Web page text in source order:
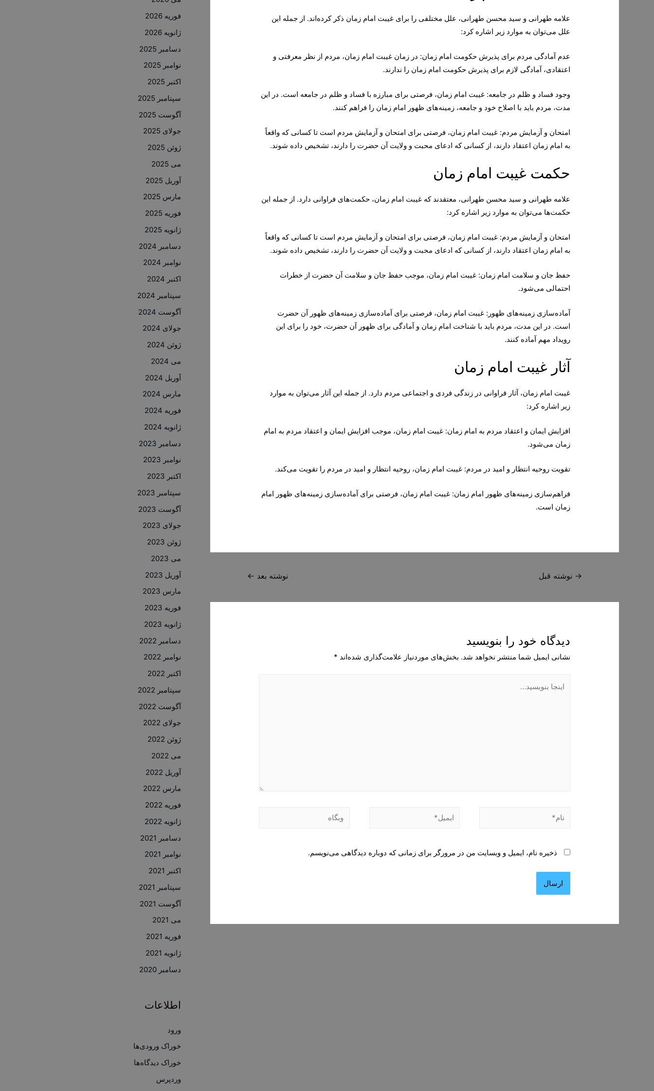
علامه طهرانی و سید محسن طهرانی، علل مختلفی را برای غیبت امام زمان ذکر کرده‌اند. از جمله این
علل می‌توان به موارد زیر اشاره کرد:
عدم آمادگی مردم برای پذیرشحکومت امام زمان: در زمان غیبت امام زمان، مردم از نظر معرفتی و
اعتقادی، آمادگی لازم برای پذیرش حکومت امام زمان را ندارند.
وجود فساد و ظلم در جامعه: غیبت امام زمان، فرصتی برای مبارزه با فساد و ظلم در جامعه است. در این
مدت، مردم باید با اصلاح خود و جامعه، زمینه‌های ظهور امام زمان را فراهم کنند.
امتحان و آزمایش مردم: غیبت امام زمان، فرصتی برای امتحان و آزمایش مردم است تا کسانی که واقعاً
به امام زمان اعتقاد دارند، از کسانی که ادعای محبت و ولایت آن حضرت را دارند، تشخیص داده شوند.
حکمت غیبت امام زمان
علامه طهرانی و سید محسن طهرانی، معتقدند که غیبت امام زمان، حکمت‌های فراوانی دارد. از جمله این
حکمت‌ها می‌توان به موارد زیر اشاره کرد:
امتحان و آزمایش مردم: غیبت امام زمان، فرصتی برای امتحان و آزمایش مردم است تا کسانی که واقعاً
به امام زمان اعتقاد دارند، از کسانی که ادعای محبت و ولایت آن حضرت را دارند، تشخیص داده شوند.
حفظ جان و سلامت امام زمان: غیبت امام زمان، موجب حفظ جان و سلامت آن حضرت از خطرات
احتمالی می‌شود.
آماده‌سازی زمینه‌های ظهور: غیبت امام زمان، فرصتی برای آماده‌سازی زمینه‌های ظهور آن حضرت
است. در این مدت، مردم باید با شناخت امام زمان و آمادگی برای ظهور آن حضرت، خود را برای این
رویداد مهم آماده کنند.
آثار غیبت امام زمان
غیبت امام زمان، آثار فراوانی در زندگی فردی و اجتماعی مردم دارد. از جمله این آثار می‌توان به موارد
زیر اشاره کرد:
افزایش ایمان و اعتقاد مردم به امام زمان: غیبت امام زمان، موجب افزایش ایمان و اعتقاد مردم به امام
زمان می‌شود.
تقویت روحیه انتظار و امید در مردم: غیبت امام زمان، روحیه انتظار و امید در مردم را تقویت می‌کند.
فراهم‌سازی زمینه‌های ظهور امام زمان: غیبت امام زمان، فرصتی برای آماده‌سازی زمینه‌های ظهور امام
زمان است.
راهبری
→ نوشته قبل نوشته بعد ←
دیدگاه‌ خود را بنویسید
نشانی ایمیل شما منتشر نخواهد شد. بخش‌های موردنیاز علامت‌گذاری شده‌اند *
بنویسید…
نام* ایمیل* وبگاه
ذخیره نام، ایمیل و وبسایت من در مرورگر برای زمانی که دوباره دیدگاهی می‌نویسم.
فوریه 2026
ژانویه 2026
دسامبر 2025
نوامبر 2025
اکتبر 2025
سپتامبر 2025
آگوست 2025
جولای 2025
ژوئن 2025
می 2025
آوریل 2025
مارس 2025
فوریه 2025
ژانویه 2025
دسامبر 2024
نوامبر 2024
اکتبر 2024
سپتامبر 2024
آگوست 2024
جولای 2024
ژوئن 2024
می 2024
آوریل 2024
مارس 2024
فوریه 2024
ژانویه 2024
دسامبر 2023
نوامبر 2023
اکتبر 2023
سپتامبر 2023
آگوست 2023
جولای 2023
ژوئن 2023
می 2023
آوریل 2023
مارس 2023
فوریه 2023
ژانویه 2023
دسامبر 2022
نوامبر 2022
اکتبر 2022
سپتامبر 2022
آگوست 2022
جولای 2022
ژوئن 2022
می 2022
آوریل 2022
مارس 2022
فوریه 2022
ژانویه 2022
دسامبر 2021
نوامبر 2021
اکتبر 2021
سپتامبر 2021
آگوست 2021
می 2021
فوریه 2021
ژانویه 2021
دسامبر 2020
اطلاعات
ورود
خوراک ورودی‌ها
خوراک دیدگاه‌ها
وردپرس